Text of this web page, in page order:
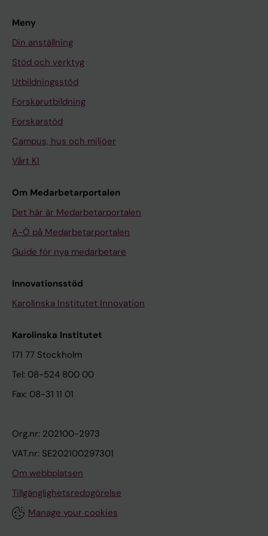
Meny
Din anställning
Stöd och verktyg
Utbildningsstöd
Forskarutbildning
Forskarstöd
Campus, hus och miljöer
Vårt KI
Om Medarbetarportalen
Det här är Medarbetarportalen
A-Ö på Medarbetarportalen
Guide för nya medarbetare
Innovationsstöd
Karolinska Institutet Innovation
Karolinska Institutet
171 77 Stockholm
Tel: 08-524 800 00
Fax: 08-31 11 01
Org.nr: 202100-2973
VAT.nr: SE202100297301
Om webbplatsen
Tillgänglighetsredogörelse
Manage your cookies